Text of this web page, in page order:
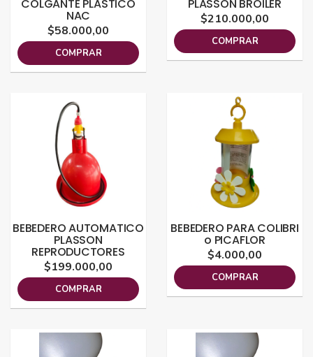
COLGANTE PLASTICO
NAC
$58.000,00
COMPRAR
PLASSON BROILER
$210.000,00
COMPRAR
BEBEDERO AUTOMATICO
PLASSON
REPRODUCTORES
$199.000,00
COMPRAR
BEBEDERO PARA COLIBRI
o PICAFLOR
$4.000,00
COMPRAR